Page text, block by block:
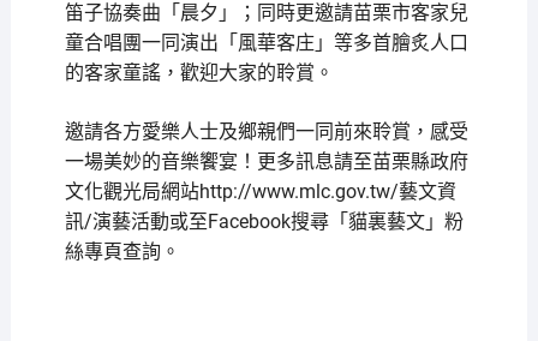
笛子協奏曲「晨夕」；同時更邀請苗栗市客家兒
童合唱團一同演出「風華客庄」等多首膾炙人口
的客家童謠，歡迎大家的聆賞。
邀請各方愛樂人士及鄉親們一同前來聆賞，感受
一場美妙的音樂饗宴！更多訊息請至苗栗縣政府
文化觀光局網站http://www.mlc.gov.tw/藝文資
訊/演藝活動或至Facebook搜尋「貓裏藝文」粉
絲專頁查詢。